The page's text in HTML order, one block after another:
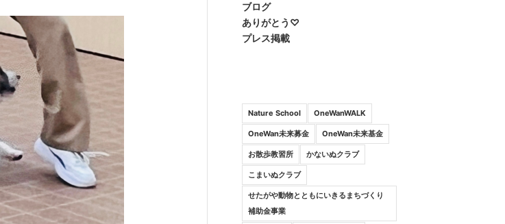
ブログ
ありがとう♡
プレス掲載
Nature School OneWanWALK
OneWan未来募金 OneWan未来基金
お散歩教習所 かないぬクラブ
こまいぬクラブ
せたがや動物とともにいきるまちづくり
補助金事業